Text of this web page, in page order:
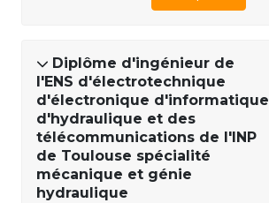
Diplôme d'ingénieur de
l'ENS d'électrotechnique
d'électronique d'informatique
d'hydraulique et des
télécommunications de l'INP
de Toulouse spécialité
mécanique et génie
hydraulique